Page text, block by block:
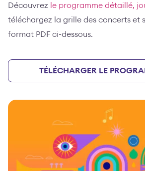
Découvrez le programme détaillé,
téléchargez la grille des concerts et
format PDF ci-dessous.
TÉLÉCHARGER LE